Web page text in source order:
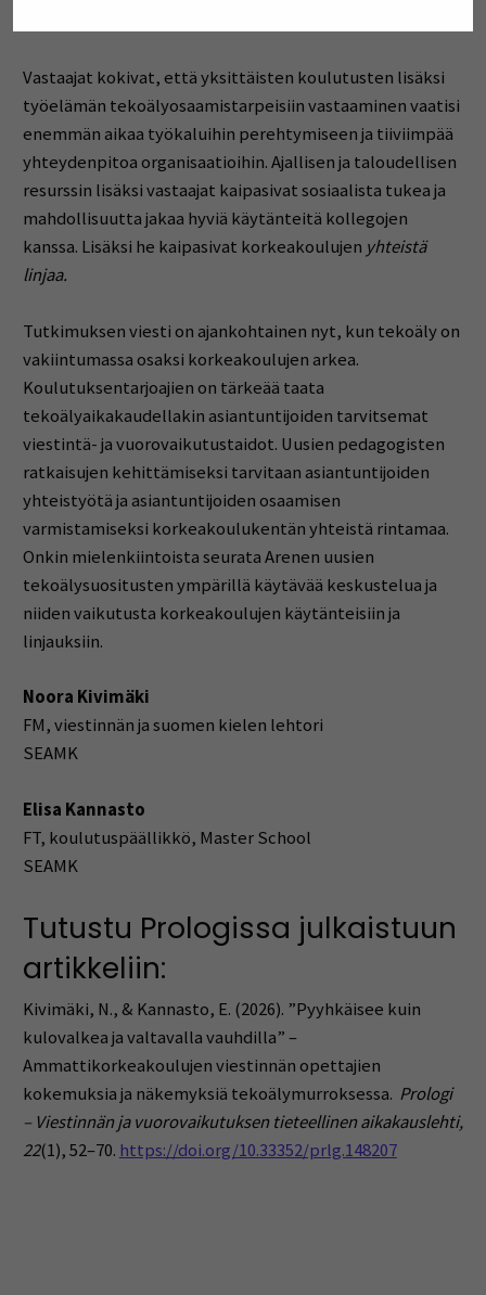
Vastaajat kokivat, että yksittäisten koulutusten lisäksi
työelämän tekoälyosaamistarpeisiin vastaaminen vaatisi
enemmän aikaa työkaluihin perehtymiseen ja tiiviimpää
yhteydenpitoa organisaatioihin. Ajallisen ja taloudellisen
resurssin lisäksi vastaajat kaipasivat sosiaalista tukea ja
mahdollisuutta jakaa hyviä käytänteitä kollegojen
kanssa. Lisäksi he kaipasivat korkeakoulujen yhteistä
linjaa.
Tutkimuksen viesti on ajankohtainen nyt, kun tekoäly on
vakiintumassa osaksi korkeakoulujen arkea.
Koulutuksentarjoajien on tärkeää taata
tekoälyaikakaudellakin asiantuntijoiden tarvitsemat
viestintä- ja vuorovaikutustaidot. Uusien pedagogisten
ratkaisujen kehittämiseksi tarvitaan asiantuntijoiden
yhteistyötä ja asiantuntijoiden osaamisen
varmistamiseksi korkeakoulukentän yhteistä rintamaa.
Onkin mielenkiintoista seurata Arenen uusien
tekoälysuositusten ympärillä käytävää keskustelua ja
niiden vaikutusta korkeakoulujen käytänteisiin ja
linjauksiin.
Noora Kivimäki
FM, viestinnän ja suomen kielen lehtori
SEAMK
Elisa Kannasto
FT, koulutuspäällikkö, Master School
SEAMK
Tutustu Prologissa julkaistuun
artikkeliin:
Kivimäki, N., & Kannasto, E. (2026). ”Pyyhkäisee kuin
kulovalkea ja valtavalla vauhdilla” –
Ammattikorkeakoulujen viestinnän opettajien
kokemuksia ja näkemyksiä tekoälymurroksessa. Prologi
– Viestinnän ja vuorovaikutuksen tieteellinen aikakauslehti,
22(1), 52–70. https://doi.org/10.33352/prlg.148207